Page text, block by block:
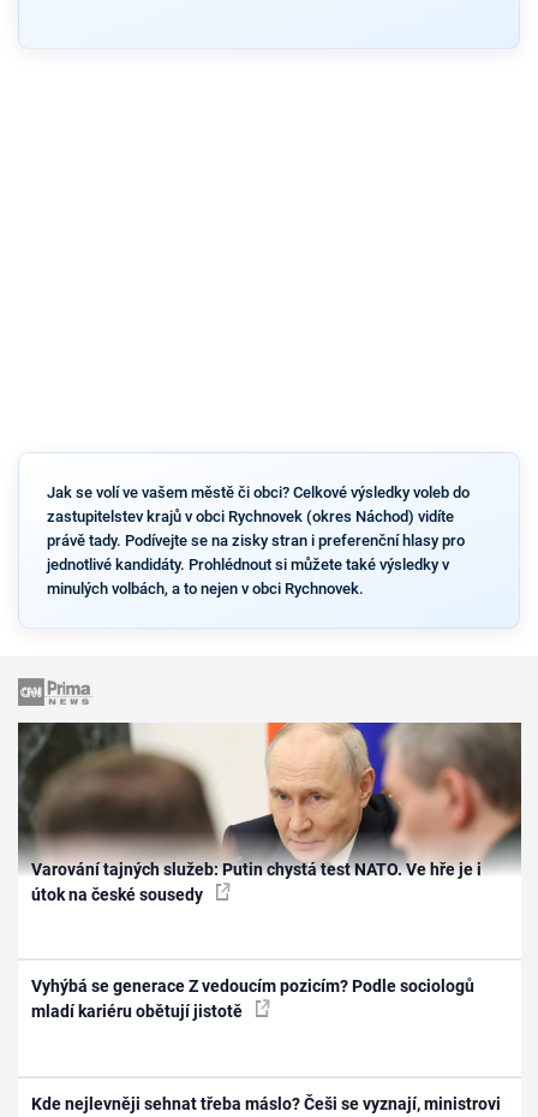
Jak se volí ve vašem městě či obci? Celkové výsledky voleb do
zastupitelstev krajů v obci Rychnovek (okres Náchod) vidíte
právě tady. Podívejte se na zisky stran i preferenční hlasy pro
jednotlivé kandidáty. Prohlédnout si můžete také výsledky v
minulých volbách, a to nejen v obci Rychnovek.
Varování tajných služeb: Putin chystá test NATO. Ve hře je i
útok na české sousedy
Vyhýbá se generace Z vedoucím pozicím? Podle sociologů
mladí kariéru obětují jistotě
Kde nejlevněji sehnat třeba máslo? Češi se vyznají, ministrovi